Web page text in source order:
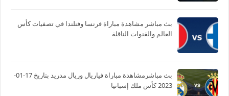
بث مباشر مشاهدة مباراة فرنسا وفنلندا في تصفيات كأس
العالم والقنوات الناقلة
بث مباشرمشاهدة مباراة فياريال وريال مدريد بتاريخ 17-01-
2023 كأس ملك إسبانيا